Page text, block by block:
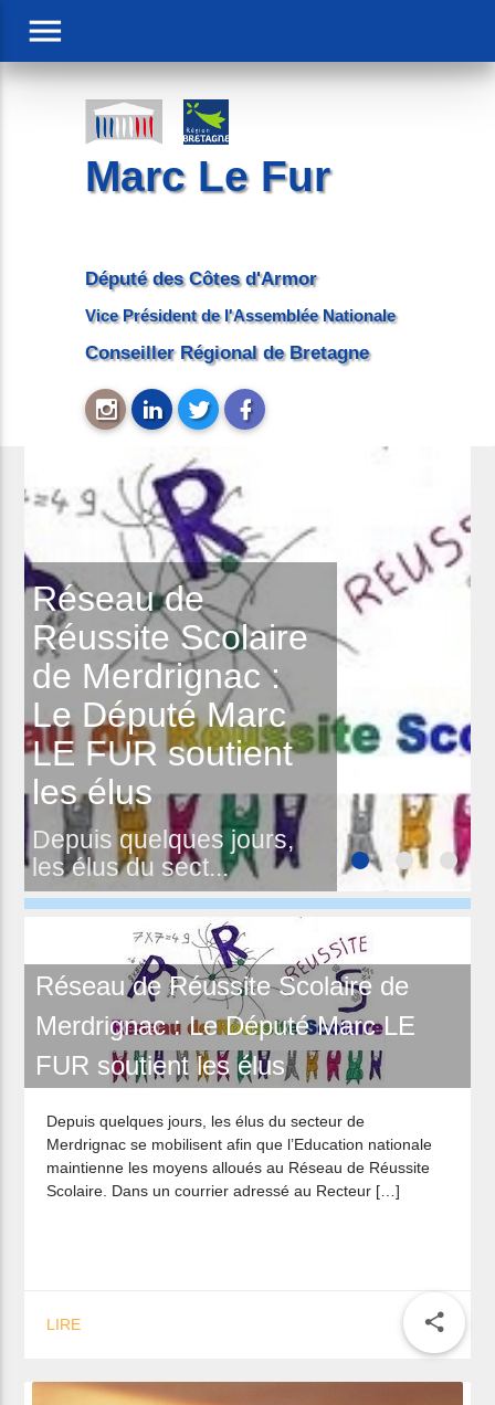
Marc Le Fur
Député des Côtes d'Armor
Vice Président de l'Assemblée Nationale
Conseiller Régional de Bretagne
menu
Réseau de
Réussite Scolaire
de Merdrignac :
Le Député Marc
LE FUR soutient
les élus
Depuis quelques jours,
les élus du sect...
Réseau de Réussite Scolaire de
Merdrignac : Le Député Marc LE
FUR soutient les élus
Depuis quelques jours, les élus du secteur de
Merdrignac se mobilisent afin que l’Education nationale
maintienne les moyens alloués au Réseau de Réussite
Scolaire. Dans un courrier adressé au Recteur […]
LIRE share